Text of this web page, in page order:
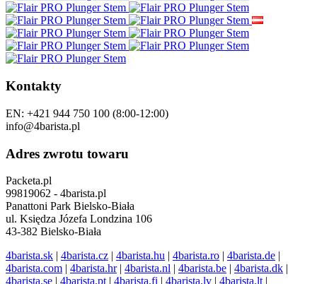
Kontakty
EN: +421 944 750 100 (8:00-12:00)
info@4barista.pl
Adres zwrotu towaru
Packeta.pl
99819062 - 4barista.pl
Panattoni Park Bielsko-Biała
ul. Księdza Józefa Londzina 106
43-382 Bielsko-Biała
4barista.sk | 4barista.cz | 4barista.hu | 4barista.ro | 4barista.de |
4barista.com | 4barista.hr| 4barista.nl | 4barista.be | 4barista.dk |
4barista.se | 4barista.pt | 4barista.fi | 4barista.lv | 4barista.lt |